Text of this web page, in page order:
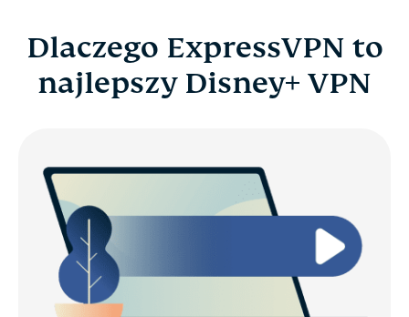
Dlaczego ExpressVPN to
najlepszy Disney+ VPN